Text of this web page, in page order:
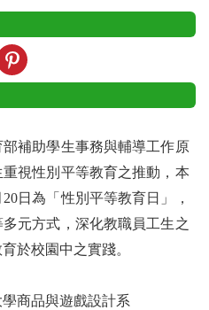
補助學生事務與輔導工作原
視性別平等教育之推動，本
日為「性別平等教育日」，
元方式，深化教職員工生之
於校園中之實踐。
商品與遊戲設計系